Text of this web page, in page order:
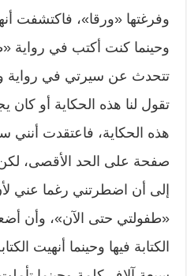
وفرغتها «ورقا»، فاكتشفت
وحينما كنت أكتب في رواية
تتحدث عن سيرتي في رواية
تقول لنا هذه الحكاية أو
هذه الحكاية، فاعتقدت
صفحة على الحد الأقصى، لكن
إلى أن اضطرتني رغما عني
«طفولتي حتى الآن»، وأن
الكتابة فيها وحينما أنهيت